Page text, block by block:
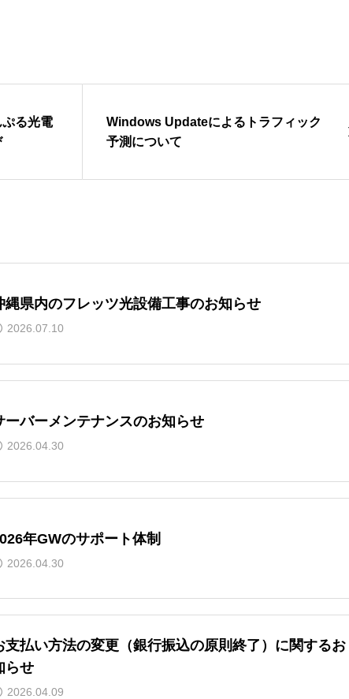
る光電
Windows Updateによるトラフィック
予測について
縄県内のフレッツ光設備工事のお知らせ
2026.07.10
ーバーメンテナンスのお知らせ
2026.04.30
年GWのサポート体制
2026.04.30
支払い方法の変更（銀行振込の原則終了）に関するお
らせ
2026.04.09